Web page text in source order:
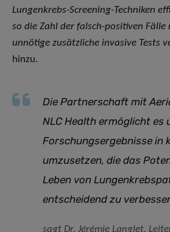
Lungenkrebs-Screening-Techniken
so die Zahl der falsch-positiven Fälle
unnötige zusätzliche invasive Tests
hinzu.
Die Partnerschaft mit
NLC Health ermöglicht es
Forschungsergebnisse in
umzusetzen, die das
Leben von
entscheidend zu
sagt Dr. Jérémie Langlet,